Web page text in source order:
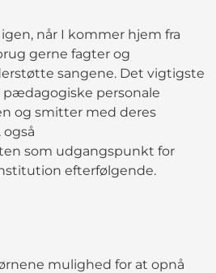
når I kommer hjem fra
gerne fagter og
sangene. Det vigtigste
pædagogiske personale
og smitter med deres
som udgangspunkt for
efterfølgende.
mulighed for at opnå